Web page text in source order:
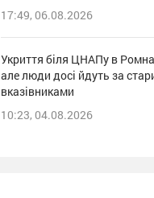
17:49, 06.08.2026
Укриття біля ЦНАПу в
але люди досі йдуть за
вказівниками
10:23, 04.08.2026